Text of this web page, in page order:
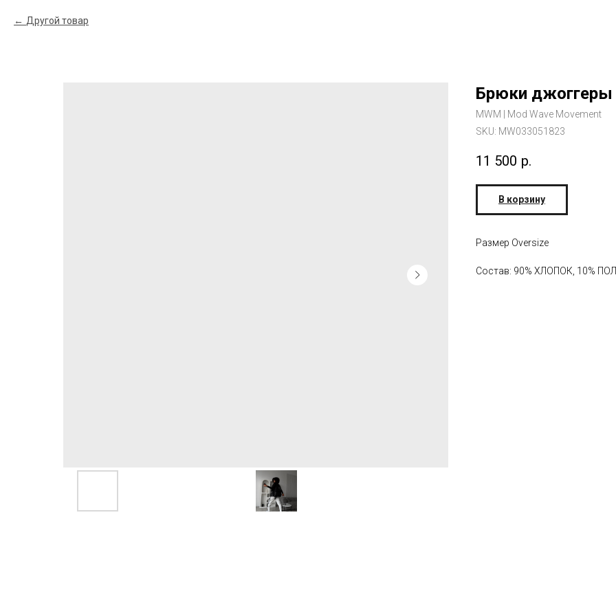
Другой товар
Брюки джоггеры
MWM | Mod Wave Movement
SKU: MW033051823
11 500 р.
В корзину
Размер Oversize
Состав: 90% ХЛОПОК, 10%